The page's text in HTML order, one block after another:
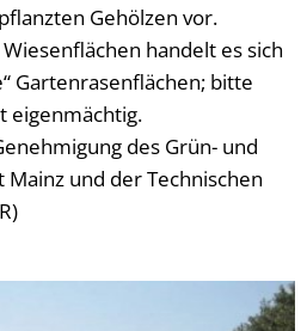
Gehölzen vor.
handelt es sich
Gartenrasenflächen; bitte
eigenmächtig.
des Grün- und
und der Technischen